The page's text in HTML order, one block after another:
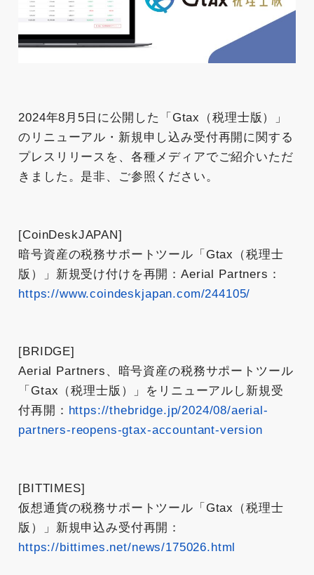
2024年8月5日に公開した「Gtax（税理士版）」
のリニューアル・新規申し込み受付再開に関する
プレスリリースを、各種メディアでご紹介いただ
きました。是非、ご参照ください。
[CoinDeskJAPAN]
暗号資産の税務サポートツール「Gtax（税理士
版）」新規受け付けを再開：Aerial Partners：
https://www.coindeskjapan.com/244105/
[BRIDGE]
Aerial Partners、暗号資産の税務サポートツール
「Gtax（税理士版）」をリニューアルし新規受
付再開： https://thebridge.jp/2024/08/aerial-
partners-reopens-gtax-accountant-version
[BITTIMES]
仮想通貨の税務サポートツール「Gtax（税理士
版）」新規申込み受付再開：
https://bittimes.net/news/175026.html